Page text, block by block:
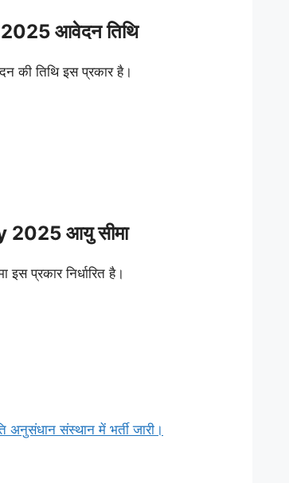
आवेदन तिथि
की तिथि इस प्रकार है।
आयु सीमा
प्रकार निर्धारित है।
संस्थान में भर्ती जारी।